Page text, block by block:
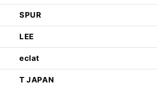
SPUR
LEE
eclat
T JAPAN